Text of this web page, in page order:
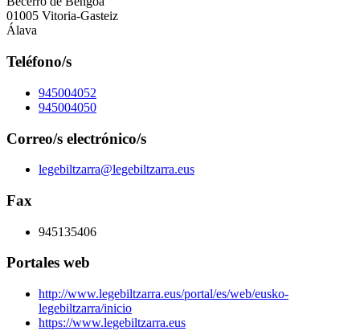
01005 Vitoria-Gasteiz
Álava
Teléfono/s
945004052
945004050
Correo/s electrónico/s
legebiltzarra@legebiltzarra.eus
Fax
945135406
Portales web
http://www.legebiltzarra.eus/portal/es/web/eusko-
legebiltzarra/inicio
https://www.legebiltzarra.eus